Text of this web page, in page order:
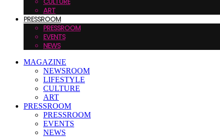
ART
PRESSROOM
PRESSROOM
EVENTS
NEWS
MAGAZINE
NEWSROOM
LIFESTYLE
CULTURE
ART
PRESSROOM
PRESSROOM
EVENTS
NEWS